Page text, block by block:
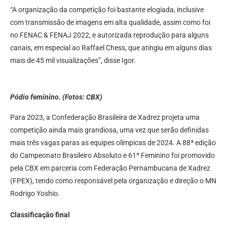
“A organização da competição foi bastante elogiada, inclusive
com transmissão de imagens em alta qualidade, assim como foi
no FENAC & FENAJ 2022, e autorizada reprodução para alguns
canais, em especial ao Raffael Chess, que atingiu em alguns dias
mais de 45 mil visualizações”, disse Igor.
Pódio feminino. (Fotos: CBX)
Para 2023, a Confederação Brasileira de Xadrez projeta uma
competição ainda mais grandiosa, uma vez que serão definidas
mais três vagas paras as equipes olímpicas de 2024. A 88ª edição
do Campeonato Brasileiro Absoluto e 61º Feminino foi promovido
pela CBX em parceria com Federação Pernambucana de Xadrez
(FPEX), tendo como responsável pela organização e direção o MN
Rodrigo Yoshio.
Classificação final